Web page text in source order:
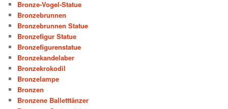
Bronze-Vogel-Statue
Bronzebrunnen
Bronzebrunnen Statue
Bronzefigur Statue
Bronzefigurenstatue
Bronzekandelaber
Bronzekrokodil
Bronzelampe
Bronzen
Bronzene Balletttänzer